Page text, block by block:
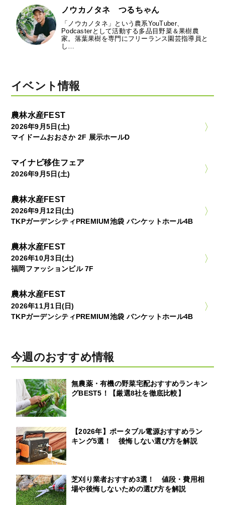
ノウカノタネ つるちゃん
「ノウカノタネ」という農系YouTuber、
Podcasterとして活動する多品目野菜＆果樹農
家。落葉果樹を専門にフリーランス園芸指導員と
し…
イベント情報
農林水産FEST
2026年9月5日(土)
マイドームおおさか 2F 展示ホールD
マイナビ移住フェア
2026年9月5日(土)
農林水産FEST
2026年9月12日(土)
TKPガーデンシティPREMIUM池袋 バンケットホール4B
農林水産FEST
2026年10月3日(土)
福岡ファッションビル 7F
農林水産FEST
2026年11月1日(日)
TKPガーデンシティPREMIUM池袋 バンケットホール4B
今週のおすすめ情報
無農薬・有機の野菜宅配おすすめランキン
グBEST5！【厳選8社を徹底比較】
【2026年】ポータブル電源おすすめラン
キング5選！ 後悔しない選び方を解説
芝刈り業者おすすめ3選！ 値段・費用相
場や後悔しないための選び方を解説